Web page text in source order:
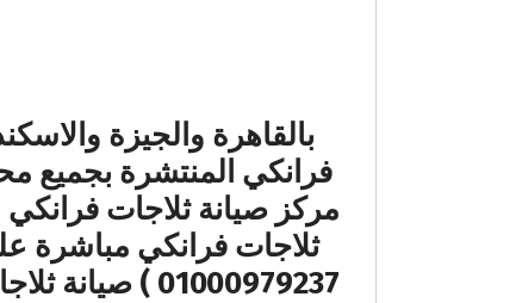
بالقاهرة والجيزة
فرانكي المنتشرة بجميع